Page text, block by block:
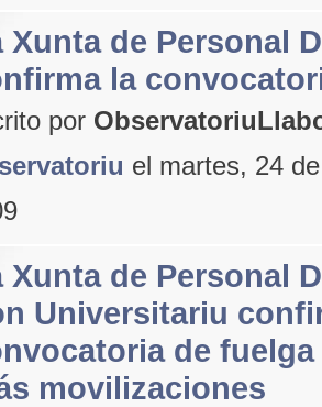
Xunta de Personal
la
por
el martes, 24
Xunta de Personal
Universitariu
de
movilizaciones